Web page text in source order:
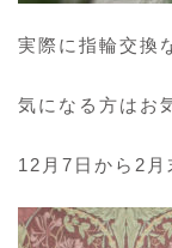
実際に指輪交換
気になる方はお
12月7日から2月